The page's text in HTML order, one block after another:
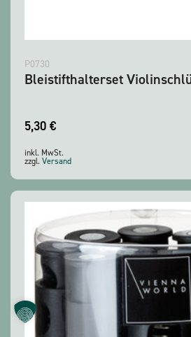
P0730
Bleistifthalterset
5,30 €
inkl. MwSt.
zzgl. Versand